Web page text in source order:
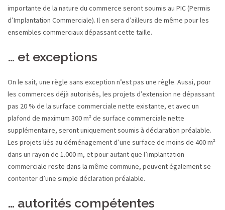
importante de la nature du commerce seront soumis au PIC (Permis
d’Implantation Commerciale). Il en sera d’ailleurs de même pour les
ensembles commerciaux dépassant cette taille.
… et exceptions
On le sait, une règle sans exception n’est pas une règle. Aussi, pour
les commerces déjà autorisés, les projets d’extension ne dépassant
pas 20 % de la surface commerciale nette existante, et avec un
plafond de maximum 300 m² de surface commerciale nette
supplémentaire, seront uniquement soumis à déclaration préalable.
Les projets liés au déménagement d’une surface de moins de 400 m²
dans un rayon de 1.000 m, et pour autant que l’implantation
commerciale reste dans la même commune, peuvent également se
contenter d’une simple déclaration préalable.
… autorités compétentes